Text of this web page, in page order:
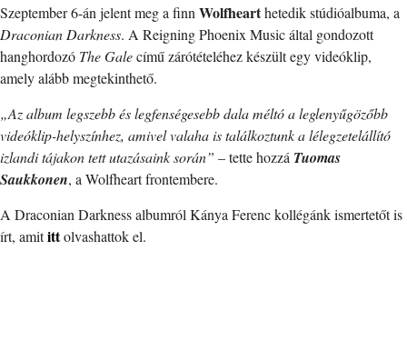
Szeptember 6-án jelent meg a finn Wolfhearthetedik stúdióalbuma, a
Draconian Darkness. A Reigning Phoenix Music által gondozott
hanghordozó The Galecímű zárótételéhez készült egy videóklip,
amely alább megtekinthető.
„Az album legszebb és legfenségesebb dala méltó a leglenyűgözőbb
videóklip-helyszínhez, amivel valaha is találkoztunk a lélegzetelállító
izlandi tájakon tett utazásaink során” – tette hozzá Tuomas
Saukkonen, a Wolfheart frontembere.
A Draconian Darkness albumról Kánya Ferenc kollégánk ismertetőt is
írt, amitittolvashattok el.